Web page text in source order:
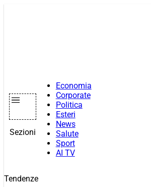
Sezioni
Economia
Corporate
Politica
Esteri
News
Salute
Sport
AI TV
Tendenze